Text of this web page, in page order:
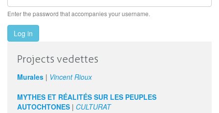
Enter the password that accompanies your username.
Log in
Projects vedettes
Murales | Vincent Rioux
MYTHES ET RÉALITÉS SUR LES PEUPLES
AUTOCHTONES | CULTURAT